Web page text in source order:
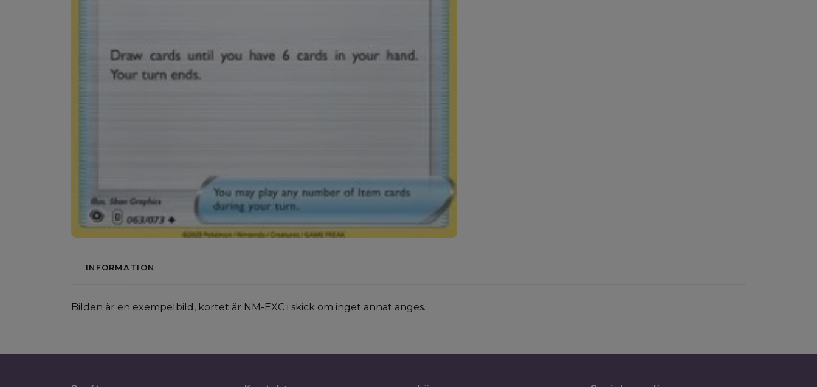
INFORMATION
Bilden är en exempelbild, kortet är NM-EXC i skick om inget annat anges.